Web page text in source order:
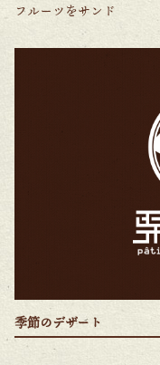
フルーツをサンド
季節のデザート